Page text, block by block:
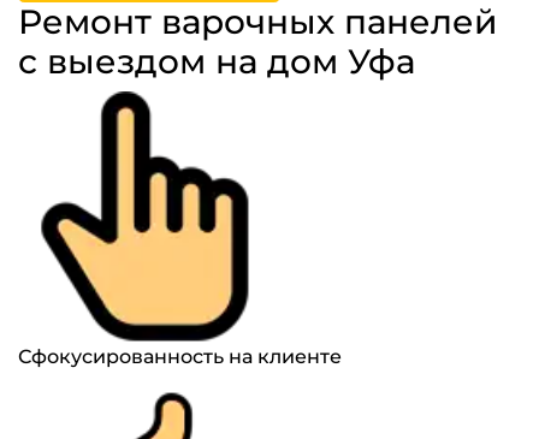
Ремонт варочных панелей
с выездом на дом Уфа
Сфокусированность на клиенте